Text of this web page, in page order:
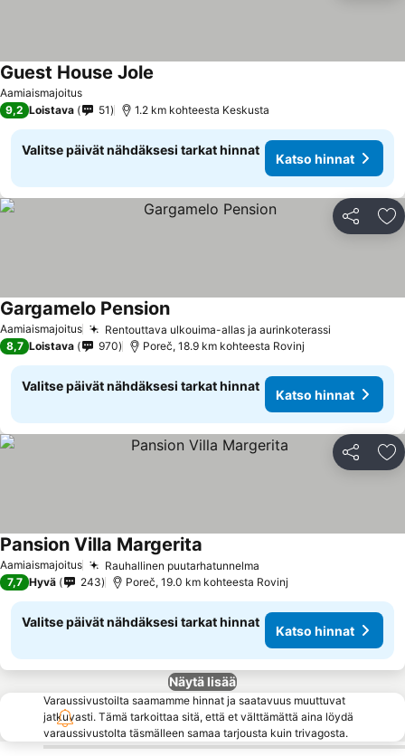
Aamiaismajoitus
Guest House Jole
9,2 Loistava 51 1.2 km kohteesta Keskusta
Valitse päivät nähdäksesi tarkat hinnat
Katso hinnat
Jaa
Aamiaismajoitus Rentouttava ulkouima-allas ja aurinkoterassi
Gargamelo PensionKatso hinnat
8,7 Loistava 970 Poreč, 18.9 km kohteesta Rovinj
Valitse päivät nähdäksesi tarkat hinnat
Katso hinnat
Jaa
Aamiaismajoitus Rauhallinen puutarhatunnelma
Pansion Villa Margerita
7,7 Hyvä 243 Poreč, 19.0 km kohteesta Rovinj
Valitse päivät nähdäksesi tarkat hinnat
Katso hinnat
Näytä lisää
Varaussivustoilta saamamme hinnat ja saatavuus muuttuvat
jatkuvasti. Tämä tarkoittaa sitä, että et välttämättä aina löydä
varaussivustolta täsmälleen samaa tarjousta kuin trivagosta.